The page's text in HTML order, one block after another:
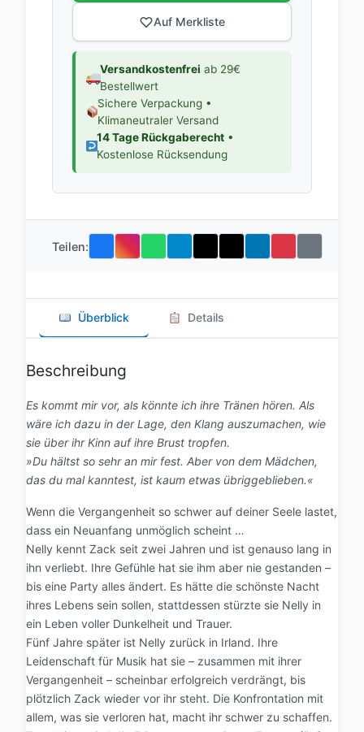
Auf Merkliste
Versandkostenfrei ab 29€
Bestellwert
Sichere Verpackung •
Klimaneutraler Versand
14 Tage Rückgaberecht•
Kostenlose Rücksendung
Teilen:
Überblick Details
Beschreibung
Es kommt mir vor, als könnte ich ihre Tränen hören. Als
wäre ich dazu in der Lage, den Klang auszumachen, wie
sie über ihr Kinn auf ihre Brust tropfen.
»Du hältst so sehr an mir fest. Aber von dem Mädchen,
das du mal kanntest, ist kaum etwas übriggeblieben.«
Wenn die Vergangenheit so schwer auf deiner Seele lastet,
dass ein Neuanfang unmöglich scheint …
Nelly kennt Zack seit zwei Jahren und ist genauso lang in
ihn verliebt. Ihre Gefühle hat sie ihm aber nie gestanden –
bis eine Party alles ändert. Es hätte die schönste Nacht
ihres Lebens sein sollen, stattdessen stürzte sie Nelly in
ein Leben voller Dunkelheit und Trauer.
Fünf Jahre später ist Nelly zurück in Irland. Ihre
Leidenschaft für Musik hat sie – zusammen mit ihrer
Vergangenheit – scheinbar erfolgreich verdrängt, bis
plötzlich Zack wieder vor ihr steht. Die Konfrontation mit
allem, was sie verloren hat, macht ihr schwer zu schaffen.